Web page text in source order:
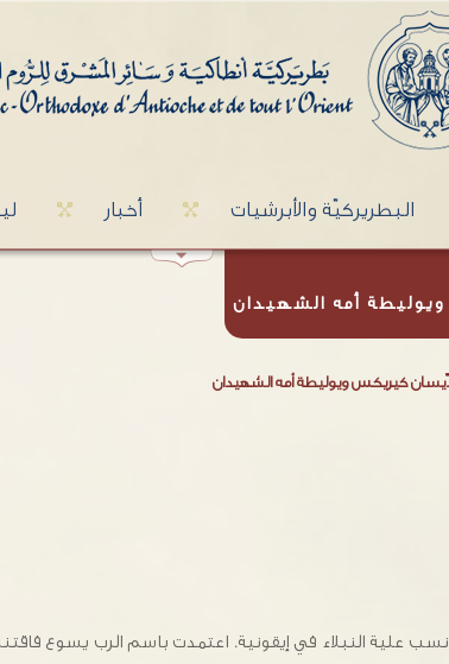
أخبار البطريركيّة والأبرشيات
أمه الشهيدان
كيريكس ويوليطة أمه الشهيدان
علية النبلاء في إيقونية. اعتمدت باسم الرب يسوع